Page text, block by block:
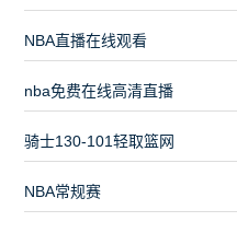
NBA直播在线观看
nba免费在线高清直播
骑士130-101轻取篮网
NBA常规赛